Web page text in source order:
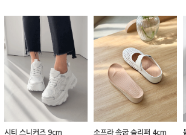
시티 스니커즈 9cm
소프라 속굽 슬리퍼 4cm